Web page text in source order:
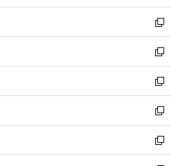
開
く
ウ
で
開
く
ン
ド
ウ
で
開
く
ウ
ィ
ン
ド
ウ
で
開
く
新
し
い
ウ
ィ
ン
ド
ウ
で
開
新
し
い
ウ
ィ
ン
ド
ウ
新
し
い
ウ
ィ
ン
新
し
い
ウ
新
し